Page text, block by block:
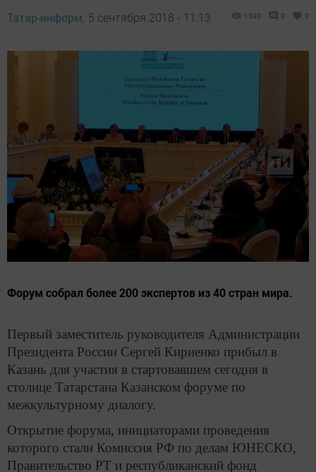
Татар-информ, 5 сентября 2018 - 11:13 1390 0 0
Форум собрал более 200 экспертов из 40 стран мира.
Первый заместитель руководителя Администрации
Президента России Сергей Кириенко прибыл в
Казань для участия в стартовавшем сегодня в
столице Татарстана Казанском форуме по
межкультурному диалогу.
Открытие форума, инициаторами проведения
которого стали Комиссия РФ по делам ЮНЕСКО,
Правительство РТ и республиканский фонд